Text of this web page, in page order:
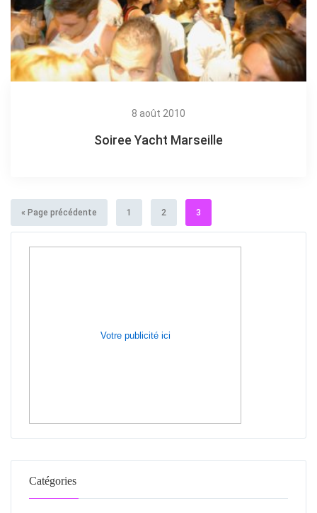
8 août 2010
Soiree Yacht Marseille
« Page précédente 1 2 3
Votre publicité ici
Catégories